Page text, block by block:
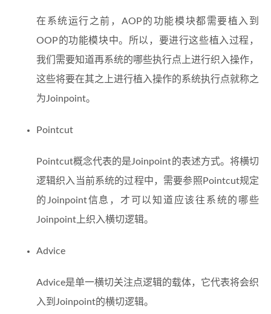
在系统运行之前，AOP的功能模块都需要植入到
OOP的功能模块中。所以，要进行这些植入过程，
我们需要知道再系统的哪些执行点上进行织入操作，
这些将要在其之上进行植入操作的系统执行点就称之
为Joinpoint。
Pointcut
Pointcut概念代表的是Joinpoint的表述方式。将横切
逻辑织入当前系统的过程中，需要参照Pointcut规定
的Joinpoint信息，才可以知道应该往系统的哪些
Joinpoint上织入横切逻辑。
Advice
Advice是单一横切关注点逻辑的载体，它代表将会织
入到Joinpoint的横切逻辑。